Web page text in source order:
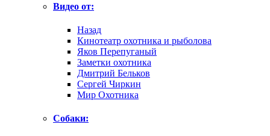
Видео от:
Назад
Кинотеатр охотника и рыболова
Яков Перепуганый
Заметки охотника
Дмитрий Бельков
Сергей Чиркин
Мир Охотника
Собаки: